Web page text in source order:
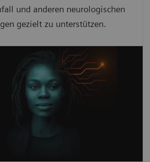
und anderen neurologischen
gezielt zu unterstützen.